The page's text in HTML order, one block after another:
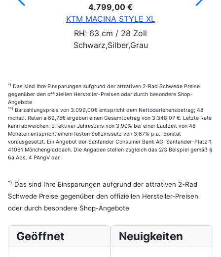
4.799,00 €
KTM MACINA STYLE XL
RH: 63 cm / 28 Zoll
Schwarz,Silber,Grau
*) Das sind Ihre Einsparungen aufgrund der attrativen 2-Rad Schwede Preise
gegenüber den offiziellen Hersteller-Preisen oder durch besondere Shop-
Angebote
**) Barzahlungspreis von 3.099,00€ entspricht dem Nettodarlehensbetrag; 48
monatl. Raten a 69,75€ ergeben einen Gesamtbetrag von 3.348,07 €. Letzte Rate
kann abweichen. Effektiver Jahreszins von 3,90% bei einer Laufzeit von 48
Monaten entspricht einem festen Sollzinssatz von 3,67% p.a.. Bonität
vorausgesetzt. Ein Angebot der Santander Consumer Bank AG, Santander-Platz 1,
41061 Mönchengladbach. Die Angaben stellen zugleich das 2/3 Beispiel gemäß §
6a Abs. 4 PAngV dar.
*) Das sind Ihre Einsparungen aufgrund der attrativen 2-Rad
Schwede Preise gegenüber den offiziellen Hersteller-Preisen
oder durch besondere Shop-Angebote
Geöffnet Neuigkeiten